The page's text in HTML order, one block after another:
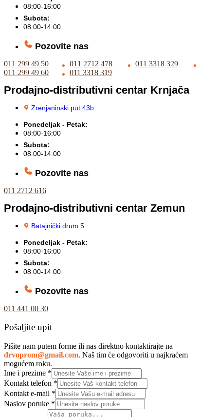
08:00-16:00
Subota:
08:00-14:00
Pozovite nas
011 299 49 50 011 2712 478
011 3318 329
011 299 49 60
011 3318 319
Prodajno-distributivni centar Krnjača
Zrenjaninski put 43b
Ponedeljak - Petak:
08:00-16:00
Subota:
08:00-14:00
Pozovite nas
011 2712 616
Prodajno-distributivni centar Zemun
Batajnički drum 5
Ponedeljak - Petak:
08:00-16:00
Subota:
08:00-14:00
Pozovite nas
011 441 00 30
Pošaljite upit
Pišite nam putem forme ili nas direktno kontaktirajte na
drvoprom@gmail.com. Naš tim će odgovoriti u najkraćem
mogućem roku.
Ime i prezime *
Kontakt telefon *
Kontakt e-mail *
Naslov poruke *